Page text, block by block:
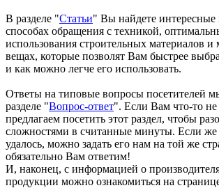
В разделе "Статьи" Вы найдете интересные
способах обращения с техникой,
использования строительных материалов и
вещах, которые позволят Вам быстрее
и как можно легче его использовать.
Ответы на типовые вопросы посетителей
разделе "Вопрос-ответ". Если Вам что-то не
предлагаем посетить этот раздел, чтобы
сложностями в считанные минуты. Если же
удалось, можно задать его нам на той же
обязательно Вам ответим!
И, наконец, с информацией о
продукции можно ознакомиться на